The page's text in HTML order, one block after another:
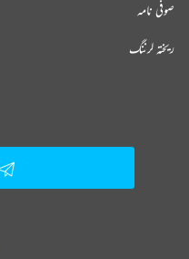
صوفی نامہ
ریختہ لرننگ